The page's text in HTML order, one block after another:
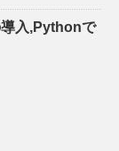
入,Pythonで